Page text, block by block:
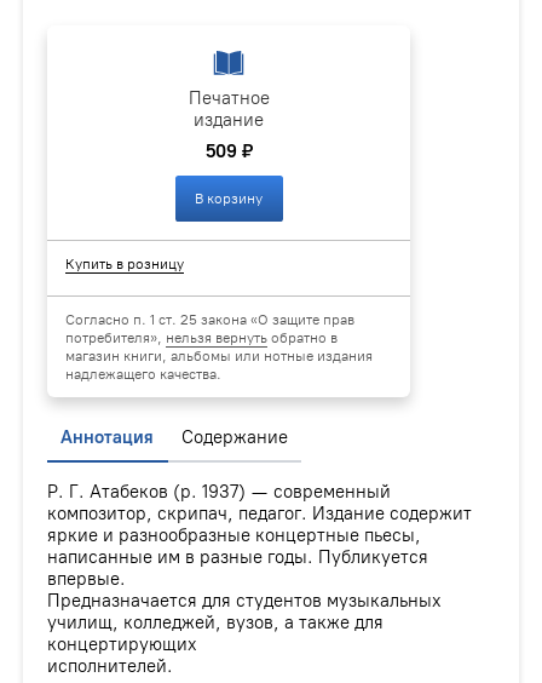
Печатное
издание
509 ₽
В корзину
Купить в розницу
Согласно п. 1 ст. 25 закона «О защите прав
потребителя», нельзя вернуть обратно в
магазин книги, альбомы или нотные издания
надлежащего качества.
Аннотация Содержание
Р. Г. Атабеков (р. 1937) — современный
композитор, скрипач, педагог. Издание содержит
яркие и разнообразные концертные пьесы,
написанные им в разные годы. Публикуется
впервые.
Предназначается для студентов музыкальных
училищ, колледжей, вузов, а также для
концертирующих
исполнителей.